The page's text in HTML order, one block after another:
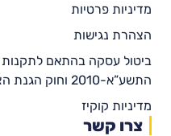
מדיניות פרטיות
הצהרת נגישות
ביטול עסקה בהתאם
התשע”א-2010 וחוק הגנת הצרכן, התשמ”א-1981″
מדיניות קוקיז
צרו קשר